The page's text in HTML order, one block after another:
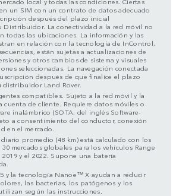
un SIM con un contrato de datos adecuado
después del plazo inicial
La conectividad a la red móvil no
todas las ubicaciones. La información y las
en relación con la tecnología de InControl,
están sujetas a actualizaciones de
y otros cambios de sistema y visuales
seleccionadas. La navegación conectada
después de que finalice el plazo
Land Rover.
compatibles. Sujeto a la red móvil y la
cuenta de cliente. Requiere datos móviles o
inalámbrico (SOTA, del inglés Software-
a consentimiento del conductor, conexión
en el mercado.
promedio (48 km) está calculado con los
mercados globales para los vehículos Range
y el 2022. Supone una batería
y la tecnología Nanoe™ X ayudan a reducir
las bacterias, los patógenos y los
según las instrucciones.